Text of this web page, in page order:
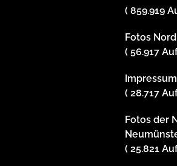
( 859.919
Fotos
( 56.917
Impressum
( 28.717
Fotos der
( 25.821